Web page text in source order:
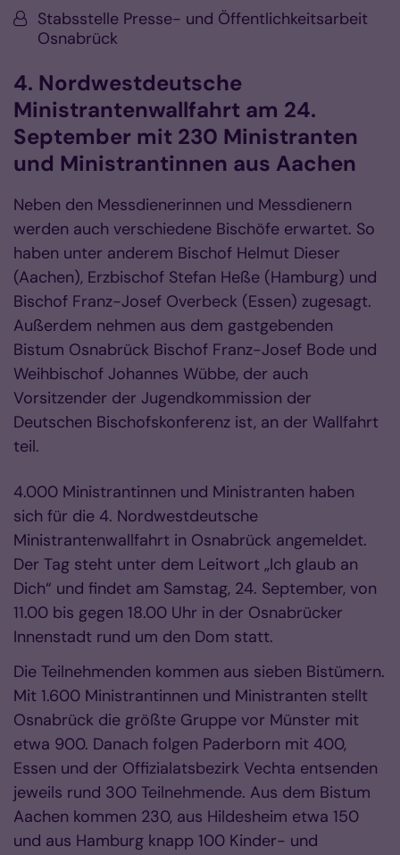
Von:Stabsstelle Presse- und Öffentlichkeitsarbeit
Osnabrück
4. Nordwestdeutsche
Ministrantenwallfahrt am 24.
September mit 230 Ministranten
und Ministrantinnen aus Aachen
Neben den Messdienerinnen und Messdienern
werden auch verschiedene Bischöfe erwartet. So
haben unter anderem Bischof Helmut Dieser
(Aachen), Erzbischof Stefan Heße (Hamburg) und
Bischof Franz-Josef Overbeck (Essen) zugesagt.
Außerdem nehmen aus dem gastgebenden
Bistum Osnabrück Bischof Franz-Josef Bode und
Weihbischof Johannes Wübbe, der auch
Vorsitzender der Jugendkommission der
Deutschen Bischofskonferenz ist, an der Wallfahrt
teil.
4.000 Ministrantinnen und Ministranten haben
sich für die 4. Nordwestdeutsche
Ministrantenwallfahrt in Osnabrück angemeldet.
Der Tag steht unter dem Leitwort „Ich glaub an
Dich“ und findet am Samstag, 24. September, von
11.00 bis gegen 18.00 Uhr in der Osnabrücker
Innenstadt rund um den Dom statt.
Die Teilnehmenden kommen aus sieben Bistümern.
Mit 1.600 Ministrantinnen und Ministranten stellt
Osnabrück die größte Gruppe vor Münster mit
etwa 900. Danach folgen Paderborn mit 400,
Essen und der Offizialatsbezirk Vechta entsenden
jeweils rund 300 Teilnehmende. Aus dem Bistum
Aachen kommen 230, aus Hildesheim etwa 150
und aus Hamburg knapp 100 Kinder- und